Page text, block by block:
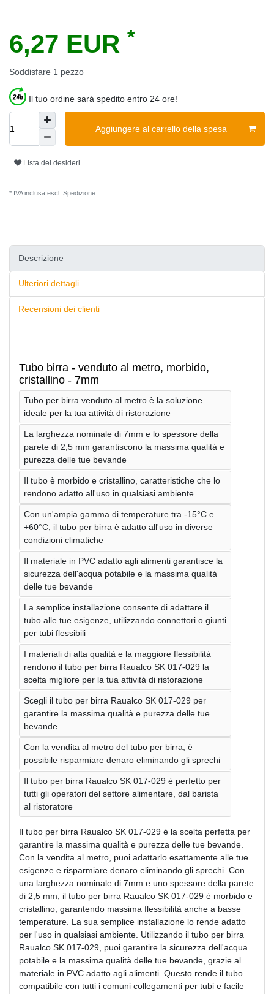
6,27 EUR *
Soddisfare 1 pezzo
Il tuo ordine sarà spedito entro 24 ore!
Aggiungere al carrello della spesa
Lista dei desideri
* IVA inclusa escl. Spedizione
Descrizione
Ulteriori dettagli
Recensioni dei clienti
Tubo birra - venduto al metro, morbido,
cristallino - 7mm
Tubo per birra venduto al metro è la soluzione
ideale per la tua attività di ristorazione
La larghezza nominale di 7mm e lo spessore della
parete di 2,5 mm garantiscono la massima qualità e
purezza delle tue bevande
Il tubo è morbido e cristallino, caratteristiche che lo
rendono adatto all'uso in qualsiasi ambiente
Con un'ampia gamma di temperature tra -15°C e
+60°C, il tubo per birra è adatto all'uso in diverse
condizioni climatiche
Il materiale in PVC adatto agli alimenti garantisce la
sicurezza dell'acqua potabile e la massima qualità
delle tue bevande
La semplice installazione consente di adattare il
tubo alle tue esigenze, utilizzando connettori o giunti
per tubi flessibili
I materiali di alta qualità e la maggiore flessibilità
rendono il tubo per birra Raualco SK 017-029 la
scelta migliore per la tua attività di ristorazione
Scegli il tubo per birra Raualco SK 017-029 per
garantire la massima qualità e purezza delle tue
bevande
Con la vendita al metro del tubo per birra, è
possibile risparmiare denaro eliminando gli sprechi
Il tubo per birra Raualco SK 017-029 è perfetto per
tutti gli operatori del settore alimentare, dal barista
al ristoratore
Il tubo per birra Raualco SK 017-029 è la scelta perfetta per
garantire la massima qualità e purezza delle tue bevande.
Con la vendita al metro, puoi adattarlo esattamente alle tue
esigenze e risparmiare denaro eliminando gli sprechi. Con
una larghezza nominale di 7mm e uno spessore della parete
di 2,5 mm, il tubo per birra Raualco SK 017-029 è morbido e
cristallino, garantendo massima flessibilità anche a basse
temperature. La sua semplice installazione lo rende adatto
per l'uso in qualsiasi ambiente. Utilizzando il tubo per birra
Raualco SK 017-029, puoi garantire la sicurezza dell'acqua
potabile e la massima qualità delle tue bevande, grazie al
materiale in PVC adatto agli alimenti. Questo rende il tubo
compatibile con tutti i comuni collegamenti per tubi e facile